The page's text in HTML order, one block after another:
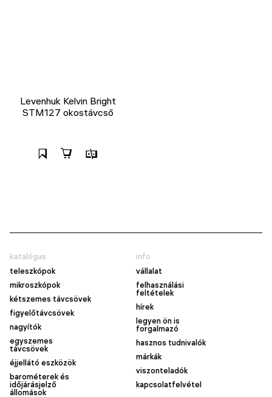
Levenhuk Kelvin Bright
STM127 okostávcső
katalógus
teleszkópok
mikroszkópok
kétszemes távcsövek
figyelőtávcsövek
nagyítók
egyszemes
távcsövek
éjjellátó eszközök
barométerek és
időjárásjelző
állomások
info
vállalat
felhasználási
feltételek
hírek
legyen ön is
forgalmazó
hasznos tudnivalók
márkák
viszonteladók
kapcsolatfelvétel